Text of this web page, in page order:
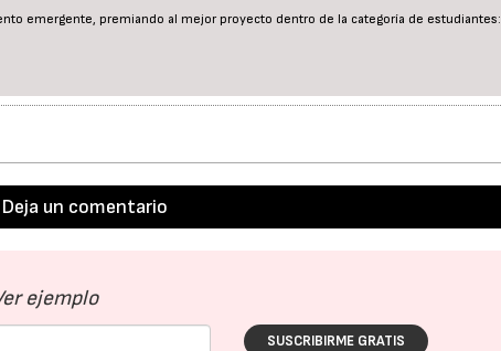
emergente, premiando al mejor proyecto dentro de la categoría de estudiantes:
Deja un comentario
ejemplo
SUSCRIBIRME GRATIS